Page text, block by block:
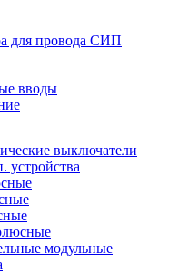
для провода СИП
вводы
выключатели
устройства
модульные